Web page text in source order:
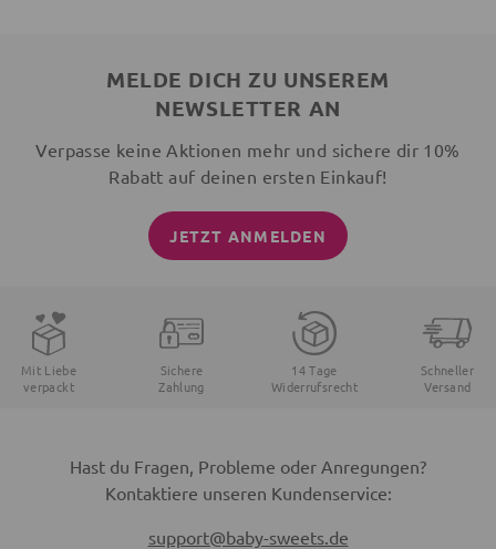
MELDE DICH ZU UNSEREM
NEWSLETTER AN
Verpasse keine Aktionen mehr und sichere dir 10%
Rabatt auf deinen ersten Einkauf!
JETZT ANMELDEN
Mit Liebe
verpackt
Sichere
Zahlung
14 Tage
Widerrufsrecht
Schneller
Versand
Hast du Fragen, Probleme oder Anregungen?
Kontaktiere unseren Kundenservice:
support@baby-sweets.de